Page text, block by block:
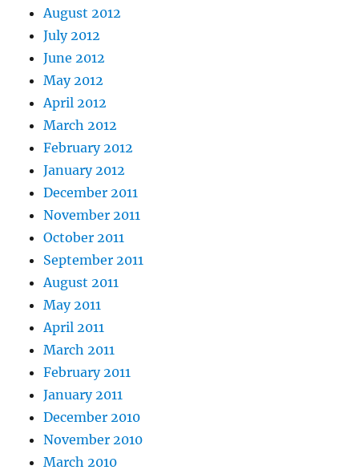
August 2012
July 2012
June 2012
May 2012
April 2012
March 2012
February 2012
January 2012
December 2011
November 2011
October 2011
September 2011
August 2011
May 2011
April 2011
March 2011
February 2011
January 2011
December 2010
November 2010
March 2010